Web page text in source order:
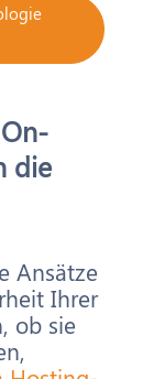
die
Ansätze
Ihrer
ob sie